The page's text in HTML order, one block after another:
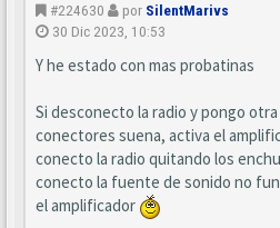
#224630 por SilentMarivs
30 Dic 2023, 10:53
Y he estado con mas probatinas
Si desconecto la radio y pongo
conectores suena, activa el
conecto la radio quitando los
conecto la fuente de sonido no
el amplificador